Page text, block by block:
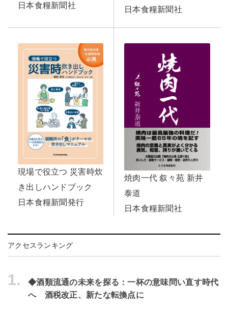
日本食糧新聞社
日本食糧新聞社
現場で役立つ 災害時炊
き出しハンドブック
日本食糧新聞発行
焼肉一代 叙々苑 新井
泰道
日本食糧新聞社
アクセスランキング
1.
◆酒類流通の未来を探る：一杯の意味問い直す時代
へ 酒税改正、新たな転換点に